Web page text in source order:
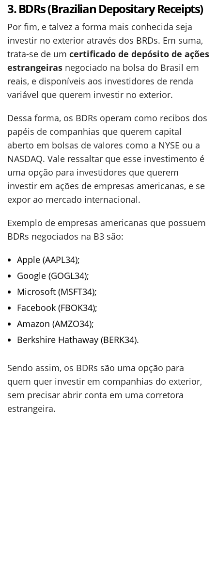
3. BDRs (Brazilian Depositary Receipts)
Por fim, e talvez a forma mais conhecida seja
investir no exterior através dos BRDs. Em suma,
trata-se de um certificado de depósito de ações
estrangeiras negociado na bolsa do Brasil em
reais, e disponíveis aos investidores de renda
variável que querem investir no exterior.
Dessa forma, os BDRs operam como recibos dos
papéis de companhias que querem capital
aberto em bolsas de valores como a NYSE ou a
NASDAQ. Vale ressaltar que esse investimento é
uma opção para investidores que querem
investir em ações de empresas americanas, e se
expor ao mercado internacional.
Exemplo de empresas americanas que possuem
BDRs negociados na B3 são:
Apple (AAPL34);
Google (GOGL34);
Microsoft (MSFT34);
Facebook (FBOK34);
Amazon (AMZO34);
Berkshire Hathaway (BERK34).
Sendo assim, os BDRs são uma opção para
quem quer investir em companhias do exterior,
sem precisar abrir conta em uma corretora
estrangeira.